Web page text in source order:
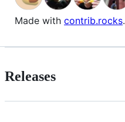
Made with contrib.rocks.
Releases